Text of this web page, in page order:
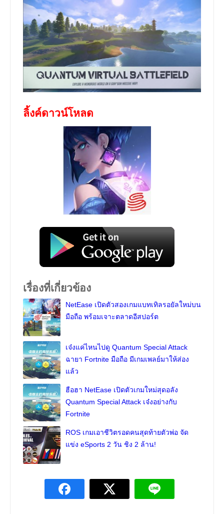
ลิ้งค์ดาวน์โหลด
เรื่องที่เกี่ยวข้อง
NetEase เปิดตัวสองเกมแบทเทิลรอยัลใหม่บน
มือถือ พร้อมเจาะตลาดอีสปอร์ต
เจ๋งแค่ไหนไปดู Quantum Special Attack
ฉายา Fortnite มือถือ มีเกมเพลย์มาให้ส่อง
แล้ว
ฮือฮา NetEase เปิดตัวเกมใหม่สุดอลัง
Quantum Special Attack เจ๋งอย่างกับ
Fortnite
ROS เกมเอาชีวิตรอดคนสุดท้ายตัวพ่อ จัด
แข่ง eSports 2 วัน ชิง 2 ล้าน!